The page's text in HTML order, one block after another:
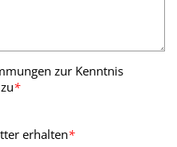
zur Kenntnis
*
erhalten*